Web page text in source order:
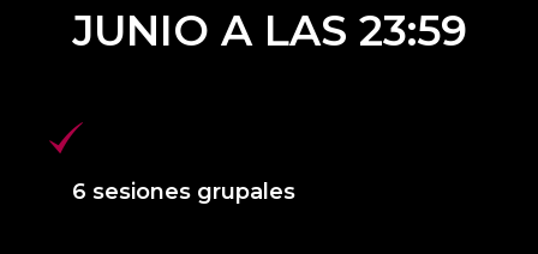
JUNIO A LAS 23:59
6 sesiones grupales